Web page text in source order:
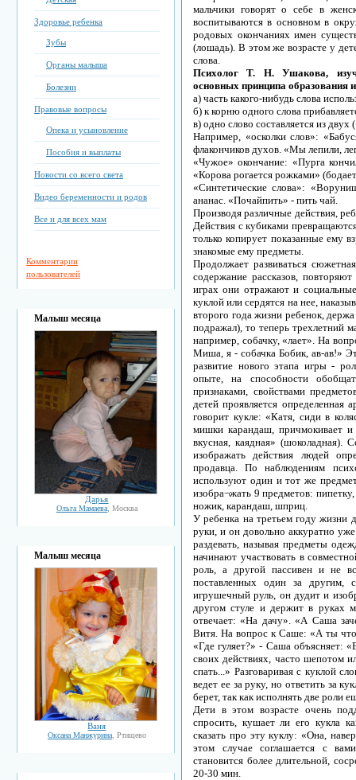
Здоровье ребенка
Зубы
Органы малыша
Болезни
Правовые вопросы
Опека и усыновление
Пособия и выплаты
Новости со всего света
Видео беременности и родов
Все и для всех мам
Комментарии
пользователей
Малыш месяца
Дарья
Ольга Мамаева , Москва
Малыш месяца
Ваня
Оксана Манжурина, Ртищево
мальчики говорят о себе в
воспитываются в основном в
родовых окончаниях имен
(лошадь). В этом же возрасте у
слова.
Психолог Т. Н. Ушакова,
основных принципа образования
а) часть какого-нибудь слова
б) к корню одного слова
в) одно слово составляется из двух
Например, «осколки слов»:
флакончиков духов. «Мы лепили,
«Чужое» окончание: «Пурга
«Корова рогается рожками»
«Синтетические слова»:
ананас. «Почайпить» - пить чай.
Производя различные действия,
Действия с кубиками
только копирует показанные ему
знакомые ему предметы.
Продолжает развиваться
содержание рассказов,
играх они отражают и
куклой или сердятся на нее,
второго года жизни ребенок,
подражал), то теперь трехлетний
например, собачку, «лает». На
Миша, я - собачка Бобик, ав-ав!»
развитие нового этапа игры -
опыте, на способности
признаками, свойствами
детей проявляется определенная
говорит кукле: «Катя, сиди в
мишки карандаш, причмокивает
вкусная, каядная» (шоколадная).
изображать действия людей
продавца. По наблюдениям
используют один и тот же
изобра¬жать 9 предметов:
ножик, карандаш, шприц.
У ребенка на третьем году жизни
руки, и он довольно аккуратно
раздевать, называя предметы
начинают участвовать в
роль, а другой пассивен и не
поставленных один за другим,
игрушечный руль, он дудит и
другом стуле и держит в руках
отвечает: «На дачу». «А Саша
Витя. На вопрос к Саше: «А ты
«Где гуляет?» - Саша объясняет:
своих действиях, часто шепотом
спать...» Разговаривая с куклой
ведет ее за руку, но ответить за
берет, так как исполнять две роли
Дети в этом возрасте очень
спросить, кушает ли его кукла
сказать про эту куклу: «Она,
этом случае соглашается с
становится более длительной,
20-30 мин.